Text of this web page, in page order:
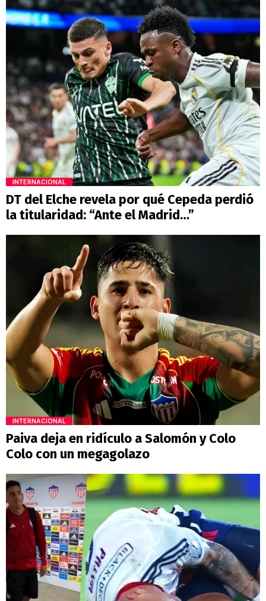
INTERNACIONAL
DT del Elche revela por qué Cepeda perdió
la titularidad: “Ante el Madrid…”
INTERNACIONAL
Paiva deja en ridículo a Salomón y Colo
Colo con un megagolazo